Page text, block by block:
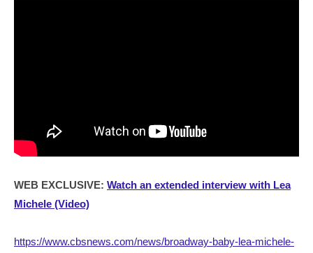
WEB EXCLUSIVE: Watch an extended interview with Lea
Michele (Video)
https://www.cbsnews.com/news/broadway-baby-lea-michele-